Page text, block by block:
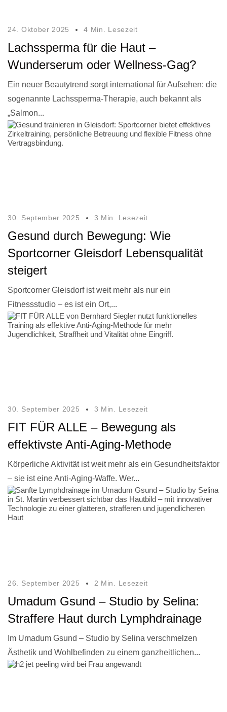
24. Oktober 2025 4 Min. Lesezeit
Lachssperma für die Haut –
Wunderserum oder Wellness-Gag?
Ein neuer Beautytrend sorgt international für Aufsehen: die
sogenannte Lachssperma-Therapie, auch bekannt als
„Salmon...
30. September 2025 3 Min. Lesezeit
Gesund durch Bewegung: Wie
Sportcorner Gleisdorf Lebensqualität
steigert
Sportcorner Gleisdorf ist weit mehr als nur ein
Fitnessstudio – es ist ein Ort,...
30. September 2025 3 Min. Lesezeit
FIT FÜR ALLE – Bewegung als
effektivste Anti-Aging-Methode
Körperliche Aktivität ist weit mehr als ein Gesundheitsfaktor
– sie ist eine Anti-Aging-Waffe. Wer...
26. September 2025 2 Min. Lesezeit
Umadum Gsund – Studio by Selina:
Straffere Haut durch Lymphdrainage
Im Umadum Gsund – Studio by Selina verschmelzen
Ästhetik und Wohlbefinden zu einem ganzheitlichen...